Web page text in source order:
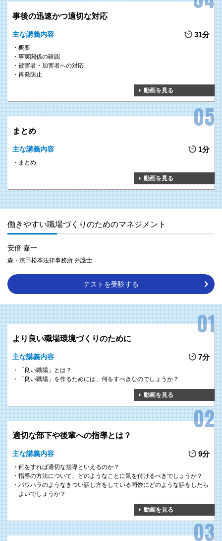
事後の迅速かつ適切な対応
主な講義内容 31分
概要
事実関係の確認
被害者・加害者への対応
再発防止
動画を見る
まとめ
主な講義内容 1分
まとめ
動画を見る
働きやすい職場づくりのためのマネジメント
安倍 嘉一
森・濱田松本法律事務所 弁護士
テストを受験する
より良い職場環境づくりのために
主な講義内容 7分
「良い職場」とは？
「良い職場」を作るためには、何をすべきなのでしょうか？
動画を見る
適切な部下や後輩への指導とは？
主な講義内容 9分
何をすれば適切な指導といえるのか？
指導の方法について、どのようなことに気を付けるべきでしょうか？
パワハラのようなきつい話し方をしている同僚にどのような話をしたら
よいでしょうか？
動画を見る